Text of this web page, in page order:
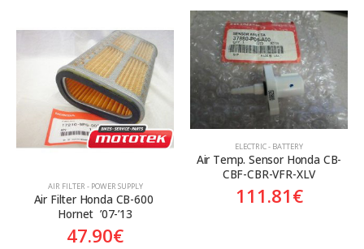
Προϊόν Προέλευση
Aftermarket Aftermarket
Genuine
Γνήσιο
Γνήσιο
AIR FILTER - POWER SUPPLY
Air Filter Honda CB-600
Hornet  ’07-’13
47.90€
ELECTRIC - BATTERY
Air Temp. Sensor Honda CB-
CBF-CBR-VFR-XLV
111.81€